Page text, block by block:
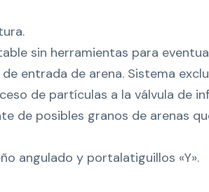
sin herramientas para
de entrada de arena. Sistema
de partículas a la válvula de
de posibles granos de arenas
angulado y portalatiguillos «Y».